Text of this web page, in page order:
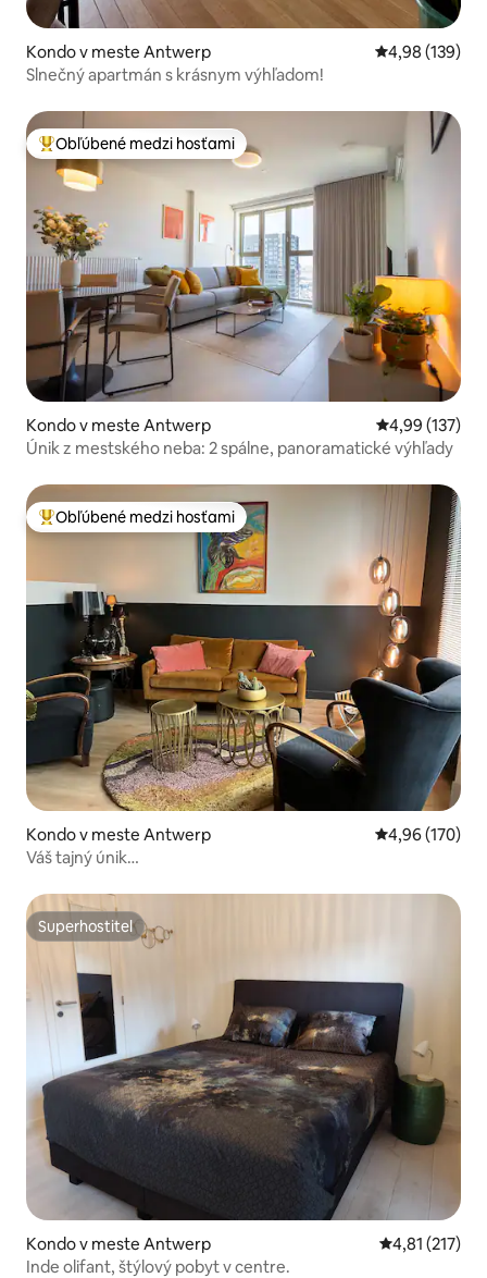
Kondo v meste Antwerp Priemerné
4,98 (139)
Slnečný apartmán s krásnym výhľadom!
Najobľúbenejšie medzi hosťami
Obľúbené medzi hosťami
Kondo v meste Antwerp Priemerné
4,99 (137)
Únik z mestského neba: 2 spálne, panoramatické výhľady
Najobľúbenejšie medzi hosťami
Obľúbené medzi hosťami
Kondo v meste Antwerp Priemerné
4,96 (170)
Váš tajný únik…
Superhostiteľ
Superhostiteľ
Kondo v meste Antwerp Priemerné
4,81 (217)
Inde olifant, štýlový pobyt v centre.